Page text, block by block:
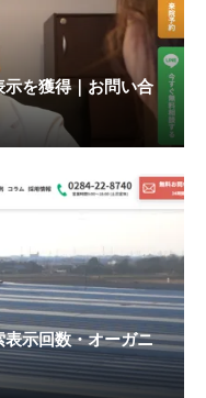
を獲得｜お問い合
示回数・オーガニ